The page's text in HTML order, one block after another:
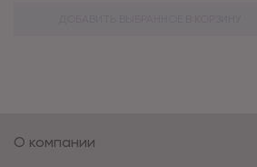
О компании